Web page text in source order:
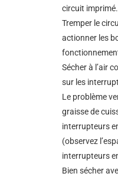
circuit
Tremper le
actionner les
Sécher à l’air
sur les
Le problème
graisse de
interrupteurs
(observez
interrupteurs
Bien sécher